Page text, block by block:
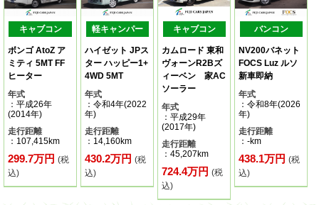
キャブコン
ボンゴ AtoZ ア
ミティ 5MT FF
ヒーター
年式
：平成26年
(2014年)
走行距離
：107,415km
299.7万円 (税
込)
軽キャンパー
ハイゼット JPス
ター ハッピー1+
4WD 5MT
年式
：令和4年(2022
年)
走行距離
：14,160km
430.2万円(税
込)
キャブコン
カムロード 東和
ヴォーンR2Bズ
ィーベン 家AC
ソーラー
年式
：平成29年
(2017年)
走行距離
：45,207km
724.4万円(税
込)
バンコン
NV200バネット
FOCS Luz ルソ
新車即納
年式
：令和8年(2026
年)
走行距離
：-km
438.1万円(税
込)